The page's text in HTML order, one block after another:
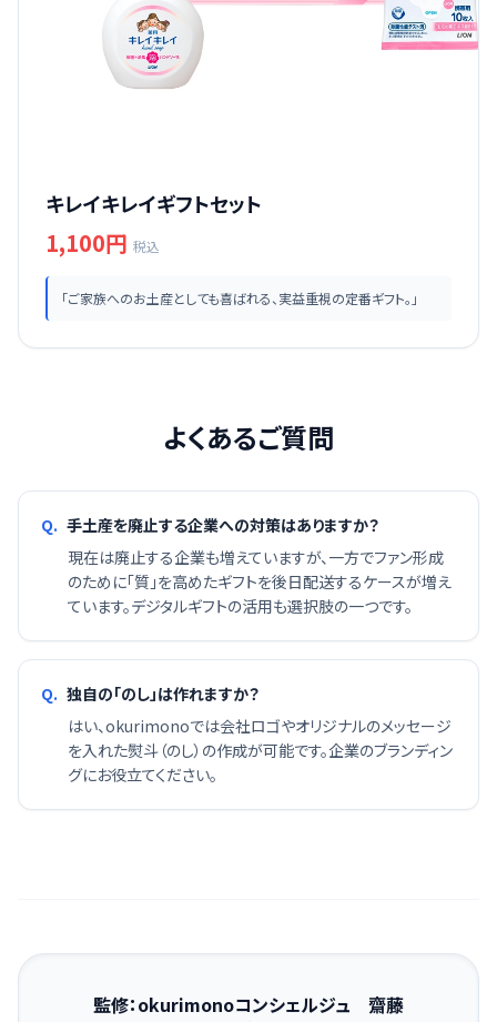
キレイキレイギフトセット
1,100円 税込
「ご家族へのお土産としても喜ばれる、実益重視の定番ギフト。」
よくあるご質問
Q. 手土産を廃止する企業への対策はありますか？
現在は廃止する企業も増えていますが、一方でファン形成
のために「質」を高めたギフトを後日配送するケースが増え
ています。デジタルギフトの活用も選択肢の一つです。
Q. 独自の「のし」は作れますか？
はい、okurimonoでは会社ロゴやオリジナルのメッセージ
を入れた熨斗（のし）の作成が可能です。企業のブランディン
グにお役立てください。
監修：okurimonoコンシェルジュ 齋藤